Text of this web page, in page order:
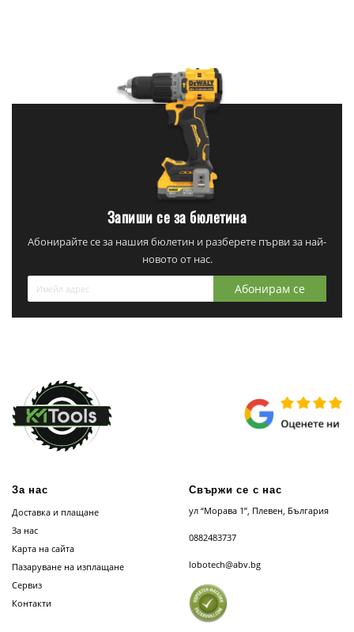
Запиши се за бюлетина
Абонирайте се за нашия бюлетин и разберете първи за най-
новото от нас.
Абонирам се
За нас
Доставка и плащане
За нас
Карта на сайта
Пазаруване на изплащане
Сервиз
Контакти
Свържи се с нас
ул “Морава 1”, Плевен, България
0882483737
lobotech@abv.bg